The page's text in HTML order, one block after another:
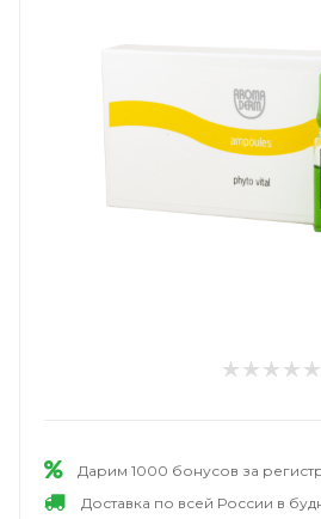
Дарим 1000 бонусов за
Доставка по всей России в